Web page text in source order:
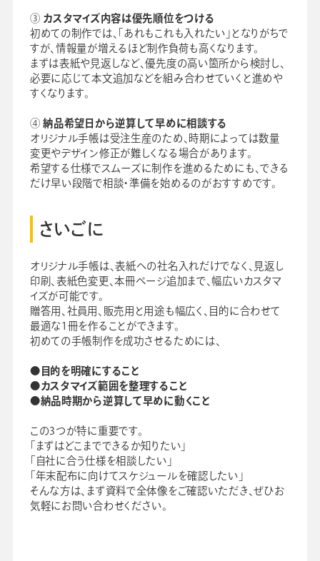
③ カスタマイズ内容は優先順位をつける
初めての制作では、「あれもこれも入れたい」となりがちで
すが、情報量が増えるほど制作負荷も高くなります。
まずは表紙や見返しなど、優先度の高い箇所から検討し、
必要に応じて本文追加などを組み合わせていくと進めや
すくなります。
④納品希望日から逆算して早めに相談する
オリジナル手帳は受注生産のため、時期によっては数量
変更やデザイン修正が難しくなる場合があります。
希望する仕様でスムーズに制作を進めるためにも、できる
だけ早い段階で相談・準備を始めるのがおすすめです。
さいごに
オリジナル手帳は、表紙への社名入れだけでなく、見返し
印刷、表紙色変更、本冊ページ追加まで、幅広いカスタマ
イズが可能です。
贈答用、社員用、販売用と用途も幅広く、目的に合わせて
最適な1冊を作ることができます。
初めての手帳制作を成功させるためには、
●目的を明確にすること
●カスタマイズ範囲を整理すること
●納品時期から逆算して早めに動くこと
この3つが特に重要です。
「まずはどこまでできるか知りたい」
「自社に合う仕様を相談したい」
「年末配布に向けてスケジュールを確認したい」
そんな方は、まず資料で全体像をご確認いただき、ぜひお
気軽にお問い合わせください。